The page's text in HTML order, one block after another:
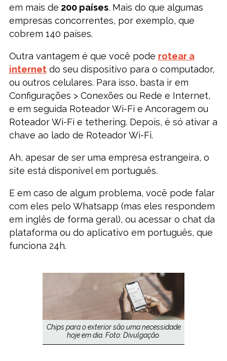
em mais de 200 países. Mais do que algumas
empresas concorrentes, por exemplo, que
cobrem 140 países.
Outra vantagem é que você pode rotear a
internetdo seu dispositivo para o computador,
ou outros celulares. Para isso, basta ir em
Configurações > Conexões ou Rede e Internet,
e em seguida Roteador Wi-Fi e Ancoragem ou
Roteador Wi-Fi e tethering. Depois, é só ativar a
chave ao lado de Roteador Wi-Fi.
Ah, apesar de ser uma empresa estrangeira, o
site está disponível em português.
E em caso de algum problema, você pode falar
com eles pelo Whatsapp (mas eles respondem
em inglês de forma geral), ou acessar o chat da
plataforma ou do aplicativo em português, que
funciona 24h.
Chips para o exterior são uma necessidade
hoje em dia. Foto: Divulgação.